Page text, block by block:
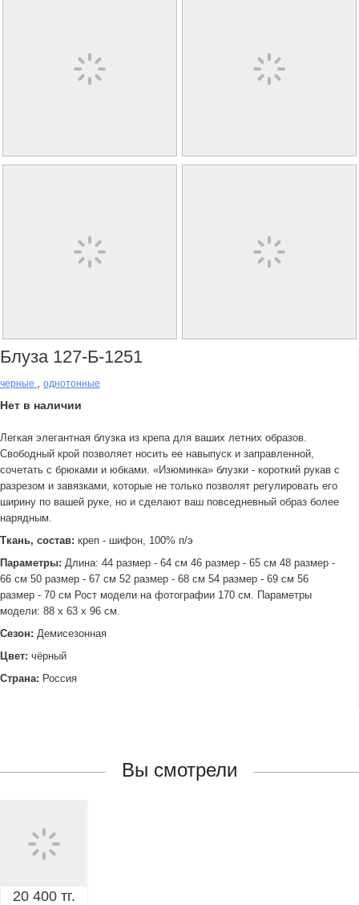
Блуза 127-Б-1251
черные однотонные
Нет в наличии
Легкая элегантная блузка из крепа для ваших летних образов.
Свободный крой позволяет носить ее навыпуск и заправленной,
сочетать с брюками и юбками. «Изюминка» блузки - короткий рукав с
разрезом и завязками, которые не только позволят регулировать его
ширину по вашей руке, но и сделают ваш повседневный образ более
нарядным.
Ткань, состав: креп - шифон, 100% п/э
Параметры: Длина: 44 размер - 64 см 46 размер - 65 см 48 размер -
66 см 50 размер - 67 см 52 размер - 68 см 54 размер - 69 см 56
размер - 70 см Рост модели на фотографии 170 см. Параметры
модели: 88 х 63 х 96 см.
Сезон: Демисезонная
Цвет: чёрный
Страна: Россия
Вы смотрели
20 400 тг.